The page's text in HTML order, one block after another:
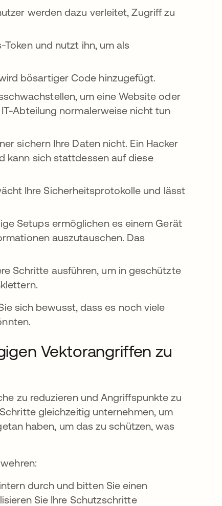
werden dazu verleitet, Zugriff zu
Token und nutzt ihn, um als
bösartiger Code hinzugefügt.
um eine Website oder
Abteilung normalerweise nicht tun
sichern Ihre Daten nicht. Ein Hacker
kann sich stattdessen auf diese
Ihre Sicherheitsprotokolle und lässt
Setups ermöglichen es einem Gerät
auszutauschen. Das
Schritte ausführen, um in geschützte
sich bewusst, dass es noch viele
Vektorangriffen zu
zu reduzieren und Angriffspunkte zu
gleichzeitig unternehmen, um
haben, um das zu schützen, was
durch und bitten Sie einen
Sie Ihre Schutzschritte